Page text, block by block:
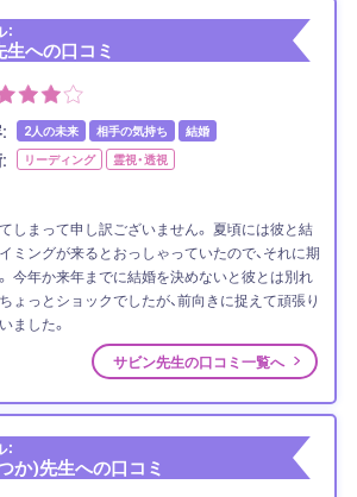
への口コミ
2人の未来 相手の気持ち 結婚
リーディング 霊視・透視
しまって申し訳ございません。 夏頃には彼と結
ミングが来るとおっしゃっていたので、それに期
今年か来年までに結婚を決めないと彼とは別れ
ょっとショックでしたが、前向きに捉えて頑張り
ました。
サビン先生の口コミ一覧へ
か)先生への口コミ